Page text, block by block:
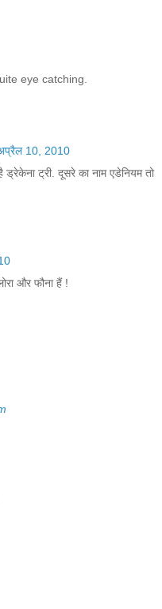
eye catching.
10, 2010
ट्री. दूसरे का नाम एडेनियम तो
और फौना हैं !